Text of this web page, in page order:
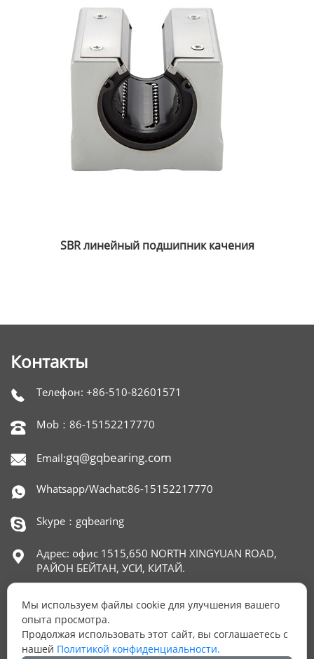
подшипников с наружной резьбой SA-T/K
Контакты
 Телефон: +86-510-82601571
 Mob：86-15152217770
 Email:gq@gqbearing.com
 Whatsapp/Wachat:86-15152217770
 Skype：gqbearing

Адрес: офис 1515,650 NORTH XINGYUAN ROAD,
РАЙОН БЕЙТАН, УСИ, КИТАЙ.
ОСТАЛИСЬ ВОПРОСЫ?
Оставьте нам Ваш номер телефона и мы ответим
Мы используем файлы cookie для улучшения вашего
опыта просмотра.
Продолжая использовать этот сайт, вы соглашаетесь с
нашей Политикой конфиденциальности.